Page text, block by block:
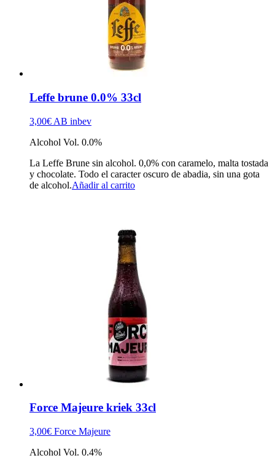
Leffe brune 0.0% 33cl
3,00€ AB inbev
Alcohol Vol. 0.0%
La Leffe Brune sin alcohol. 0,0% con caramelo, malta tostada
y chocolate. Todo el caracter oscuro de abadia, sin una gota
de alcohol.Añadir al carrito
Force Majeure kriek 33cl
3,00€ Force Majeure
Alcohol Vol. 0.4%